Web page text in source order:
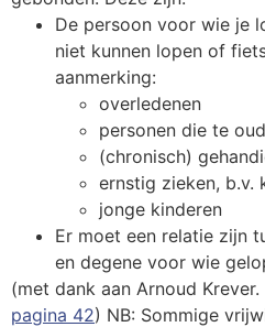
De persoon voor wie je
niet kunnen lopen of
aanmerking:
overledenen
personen die te
(chronisch)
ernstig zieken, b.v.
jonge kinderen
Er moet een relatie zijn
en degene voor wie
(met dank aan Arnoud
pagina 42) NB: Sommige